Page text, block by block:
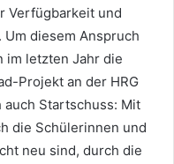
Verfügbarkeit und
diesem Anspruch
im letzten Jahr die
Projekt an der HRG
Startschuss: Mit
die Schülerinnen und
neu sind, durch die